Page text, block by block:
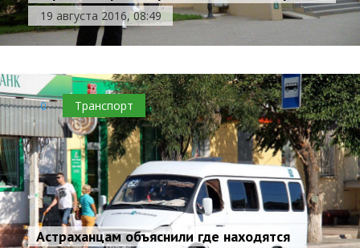
19 августа 2016, 08:49
0 Транспорт
Астраханцам объяснили где находятся